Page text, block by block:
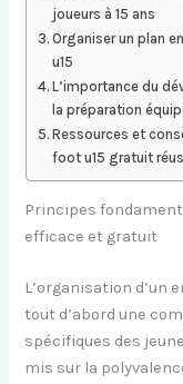
joueurs à 15 ans
Organiser un plan
u15
L’importance du
la préparation
Ressources et
foot u15 gratuit
Principes
efficace et gratuit
L’organisation d’un
tout d’abord une
spécifiques des
mis sur la